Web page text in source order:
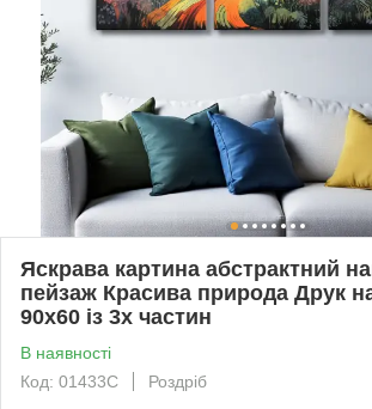
Яскрава картина абстрактний
пейзаж Красива природа Друк
90х60 із 3х частин
В наявності
Код: 01433C
Роздріб